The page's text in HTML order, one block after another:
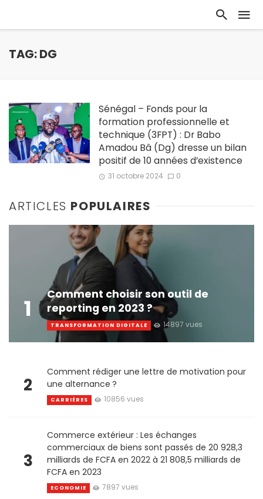
TAG: DG
Sénégal – Fonds pour la
formation professionnelle et
technique (3FPT) : Dr Babo
Amadou Bâ (Dg) dresse un bilan
positif de 10 années d’existence
31 octobre 2024 0
ARTICLES POPULAIRES
1
Comment choisir son outil de
reporting en 2023 ?
TRANSFORMATION DIGITALE 14897 vues
2
Comment rédiger une lettre de motivation pour
une alternance ?
CARRIÈRES 10856 vues
3
Commerce extérieur : Les échanges
commerciaux de biens sont passés de 20 928,3
milliards de FCFA en 2022 à 21 808,5 milliards de
FCFA en 2023
ECONOMIE 7897 vues